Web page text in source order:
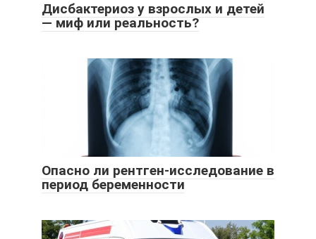
Дисбактериоз у взрослых и детей
— миф или реальность?
Опасно ли рентген-исследование в
период беременности